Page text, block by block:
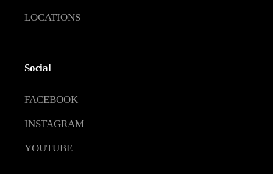
LOCATIONS
Social
FACEBOOK
INSTAGRAM
YOUTUBE